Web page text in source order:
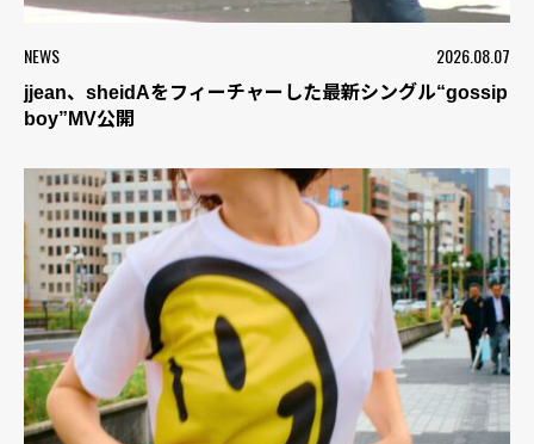
NEWS 2026.08.07
jjean、sheidAをフィーチャーした最新シングル“gossip
boy”MV公開